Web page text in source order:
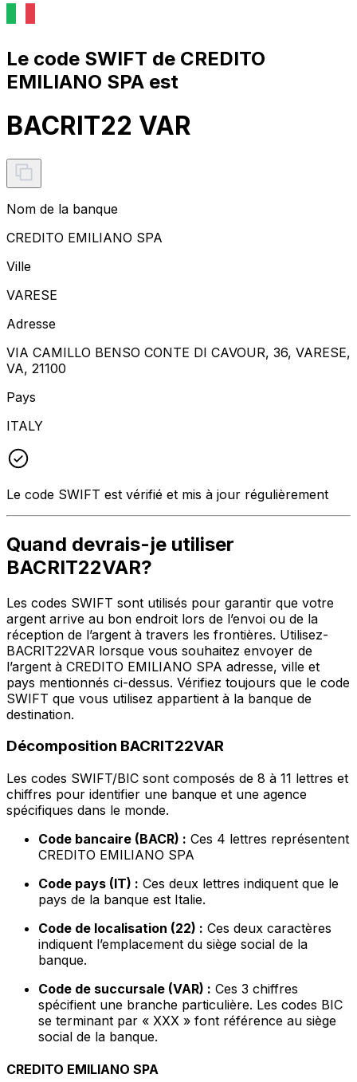
Le code SWIFT de CREDITO
EMILIANO SPA est
BACRIT22 VAR
Nom de la banque
CREDITO EMILIANO SPA
Ville
VARESE
Adresse
VIA CAMILLO BENSO CONTE DI CAVOUR, 36, VARESE,
VA, 21100
Pays
ITALY
Le code SWIFT est vérifié et mis à jour régulièrement
Quand devrais-je utiliser
BACRIT22VAR?
Les codes SWIFT sont utilisés pour garantir que votre
argent arrive au bon endroit lors de l’envoi ou de la
réception de l’argent à travers les frontières. Utilisez-
BACRIT22VAR lorsque vous souhaitez envoyer de
l’argent à CREDITO EMILIANO SPA adresse, ville et
pays mentionnés ci-dessus. Vérifiez toujours que le code
SWIFT que vous utilisez appartient à la banque de
destination.
Décomposition BACRIT22VAR
Les codes SWIFT/BIC sont composés de 8 à 11 lettres et
chiffres pour identifier une banque et une agence
spécifiques dans le monde.
Code bancaire (BACR) : Ces 4 lettres représentent
CREDITO EMILIANO SPA
Code pays (IT) : Ces deux lettres indiquent que le
pays de la banque est Italie.
Code de localisation (22) : Ces deux caractères
indiquent l’emplacement du siège social de la
banque.
Code de succursale (VAR) : Ces 3 chiffres
spécifient une branche particulière. Les codes BIC
se terminant par « XXX » font référence au siège
social de la banque.
CREDITO EMILIANO SPA